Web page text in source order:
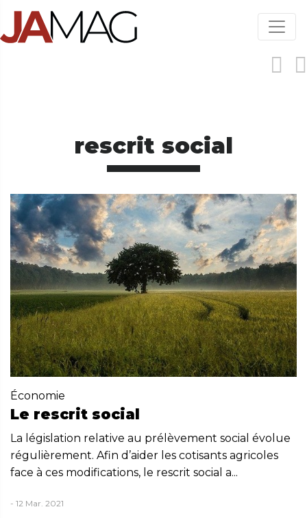
Aller
contenu
rescrit social
Économie
Le rescrit social
La législation relative au prélèvement social évolue
régulièrement. Afin d’aider les cotisants agricoles
face à ces modifications, le rescrit social a...
- 12 Mar. 2021